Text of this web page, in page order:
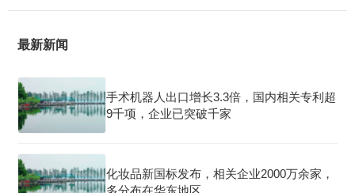
最新新闻
手术机器人出口增长3.3倍，国内相关专利超
9千项，企业已突破千家
化妆品新国标发布，相关企业2000万余家，
多分布在华东地区